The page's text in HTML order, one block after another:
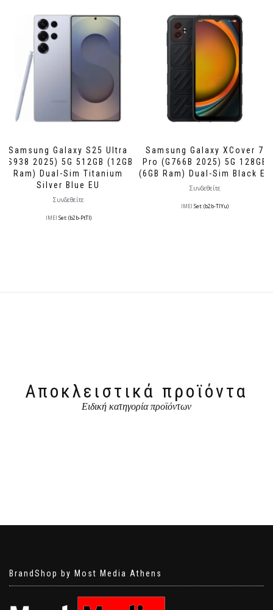
Samsung Galaxy S25 Ultra
(S938 2025) 5G 512GB (12GB
Ram) Dual-Sim Titanium
Silver Blue EU
Συνδεθείτε
IMEI Set: (b2b-PtTl)
Samsung Galaxy XCover 7
Pro (G766B 2025) 5G 128GB
(6GB Ram) Dual-Sim Black EE
Συνδεθείτε
IMEI Set: (b2b-TlYu)
Αποκλειστικά προϊόντα
Ειδική κατηγορία προϊόντων
BrandShop by Most Media Athens